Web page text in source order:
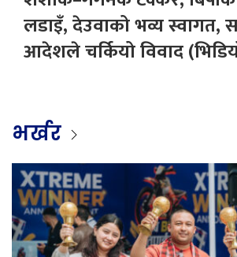
लडाइँ, देउवाको भव्य स्वागत,
आदेशले चर्कियो विवाद
भर्खर